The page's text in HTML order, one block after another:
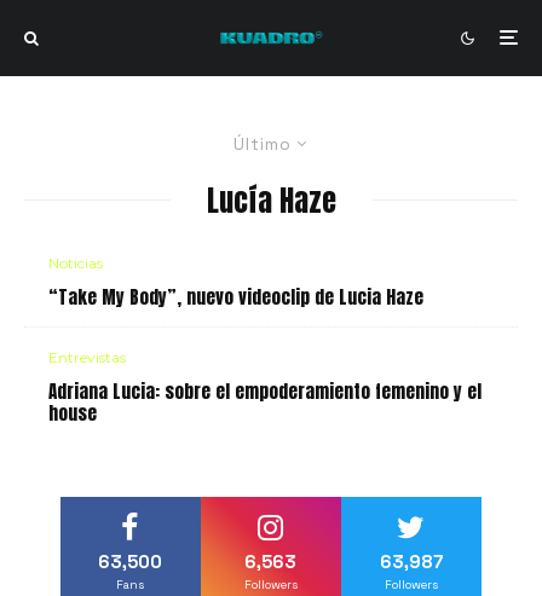
Último
Lucía Haze
Noticias
“Take My Body”, nuevo videoclip de Lucia Haze
Entrevistas
Adriana Lucia: sobre el empoderamiento femenino y el
house
63,500
Fans
6,563
Followers
63,987
Followers